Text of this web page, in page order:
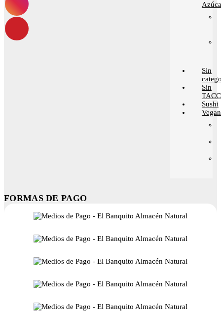
Sin
Sin
TACC
Sushi
FORMAS DE PAGO